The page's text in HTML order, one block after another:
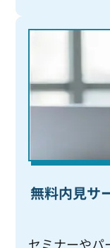
無料内見サ
セミナーやパ